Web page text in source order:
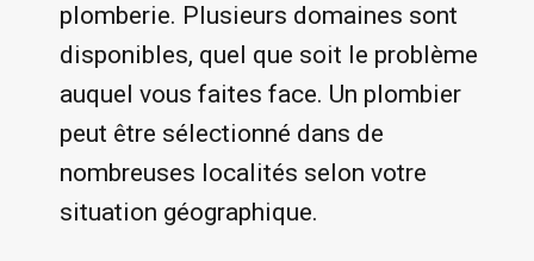
plomberie. Plusieurs domaines sont
disponibles, quel que soit le problème
auquel vous faites face. Un plombier
peut être sélectionné dans de
nombreuses localités selon votre
situation géographique.